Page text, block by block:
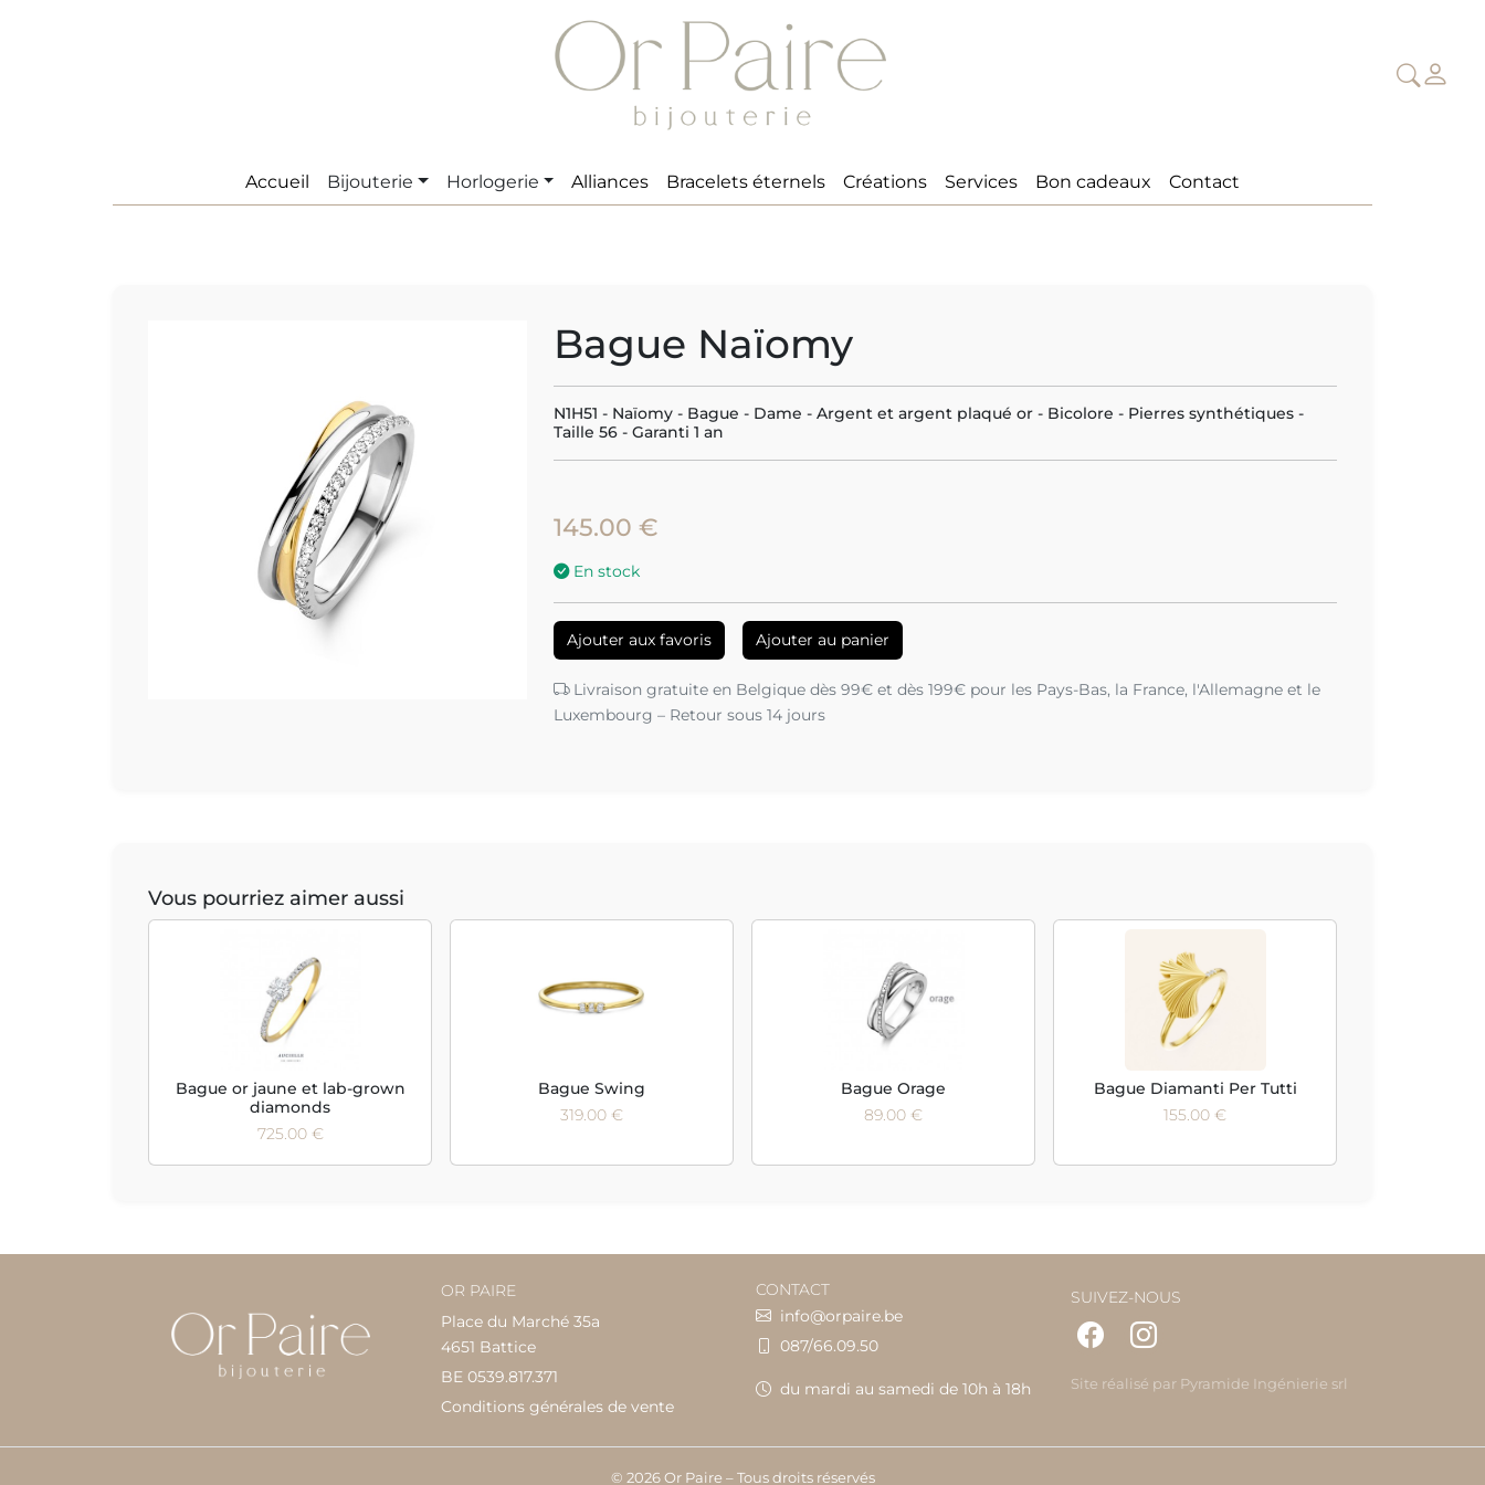
Accueil Bijouterie Horlogerie Alliances Bracelets éternels Créations Services Bon cadeaux Contact
Bague Naïomy
N1H51 - Naïomy - Bague - Dame - Argent et argent plaqué or - Bicolore - Pierres synthétiques -
Taille 56 - Garanti 1 an
145.00 €
En stock
Ajouter aux favoris Ajouter au panier
Livraison gratuite en Belgique dès 99€ et dès 199€ pour les Pays-Bas, la France, l'Allemagne et le
Luxembourg – Retour sous 14 jours
Vous pourriez aimer aussi
Bague or jaune et lab-grown
diamonds
725.00 €
Bague Swing
319.00 €
Bague Orage
89.00 €
Bague Diamanti Per Tutti
155.00 €
OR PAIRE
Place du Marché 35a
4651 Battice
BE 0539.817.371
Conditions générales de vente
CONTACT
info@orpaire.be
087/66.09.50
du mardi au samedi de 10h à 18h
SUIVEZ-NOUS
Site réalisé par Pyramide Ingénierie srl
© 2026 Or Paire – Tous droits réservés